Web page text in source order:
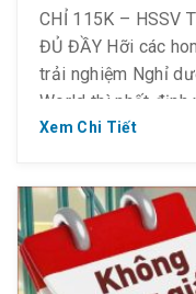
CHỈ 115K – HSSV
ĐỦ ĐẦY Hỡi các
trải nghiệm Nghỉ
World thì nhất định
đầy với giá siêu
Xem Chi Tiết